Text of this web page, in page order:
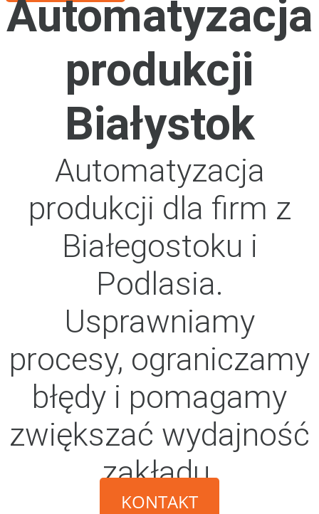
Automatyzacja
produkcji
Białystok
Automatyzacja
produkcji dla firm z
Białegostoku i
Podlasia.
Usprawniamy
procesy, ograniczamy
błędy i pomagamy
zwiększać wydajność
zakładu.
KONTAKT